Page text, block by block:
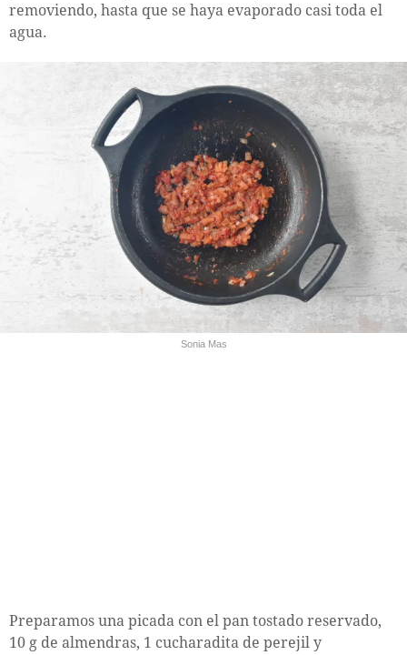
removiendo, hasta que se haya evaporado casi toda el
agua.
Sonia Mas
Preparamos una picada con el pan tostado reservado,
10 g de almendras, 1 cucharadita de perejil y